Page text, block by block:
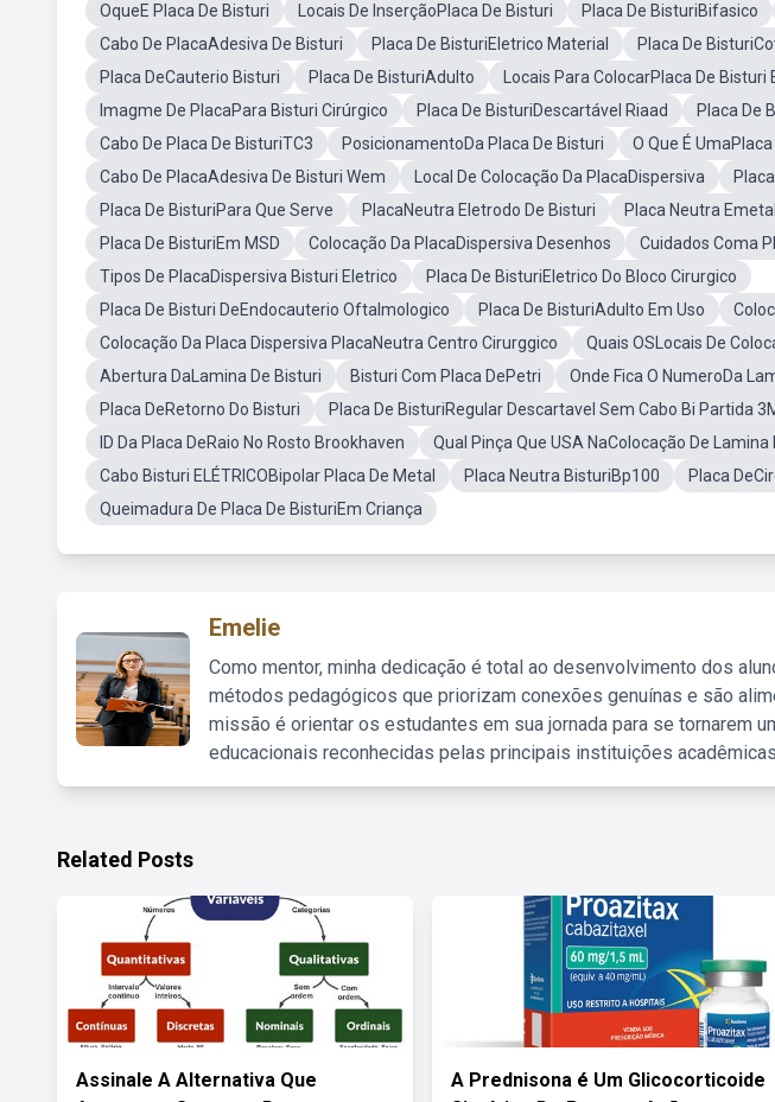
OqueE Placa De Bisturi
Locais De InserçãoPlaca De Bisturi Placa De BisturiBifasico
Cabo De PlacaAdesiva De Bisturi
Placa De BisturiEletrico Material Placa De
Placa DeCauterio Bisturi
Placa De BisturiAdulto Locais Para ColocarPlaca De Bisturi
Imagme De PlacaPara Bisturi Cirúrgico
Placa De BisturiDescartável Riaad
Placa De
Cabo De Placa De BisturiTC3
PosicionamentoDa Placa De Bisturi
O Que É
Cabo De PlacaAdesiva De Bisturi Wem
Local De Colocação Da PlacaDispersiva
Placa De BisturiPara Que Serve
PlacaNeutra Eletrodo De Bisturi
Placa Neutra
Placa De BisturiEm MSD
Colocação Da PlacaDispersiva Desenhos
Cuidados Coma
Tipos De PlacaDispersiva Bisturi Eletrico
Placa De BisturiEletrico Do Bloco Cirurgico
Placa De Bisturi DeEndocauterio Oftalmologico
Placa De BisturiAdulto Em Uso
Colocação Da Placa Dispersiva PlacaNeutra Centro Cirurggico
Quais OSLocais De
Abertura DaLamina De Bisturi
Bisturi Com Placa DePetri
Onde Fica O NumeroDa
Placa DeRetorno Do Bisturi
Placa De BisturiRegular Descartavel Sem Cabo Bi Partida
ID Da Placa DeRaio No Rosto Brookhaven
Qual Pinça Que USA NaColocação De Lamina
Cabo Bisturi ELÉTRICOBipolar Placa De Metal
Placa Neutra BisturiBp100
Placa
Queimadura De Placa De BisturiEm Criança
Emelie
Como mentor, minha dedicação é total ao desenvolvimento dos
métodos pedagógicos que priorizam conexões genuínas e são
missão é orientar os estudantes em sua jornada para se tornarem
educacionais reconhecidas pelas principais instituições
Related Posts
Assinale A Alternativa Que
A Prednisona é Um Glicocorticoide